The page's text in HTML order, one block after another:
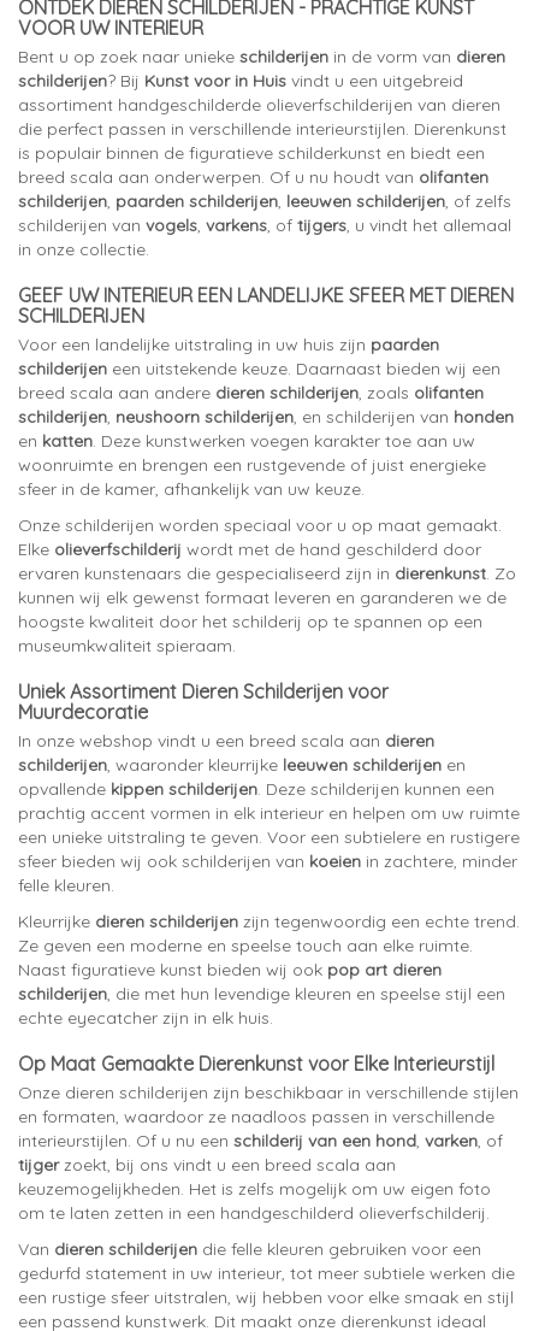
ONTDEK DIEREN SCHILDERIJEN - PRACHTIGE KUNST
VOOR UW INTERIEUR
Bent u op zoek naar unieke schilderijen in de vorm van dieren
schilderijen? Bij Kunst voor in Huis vindt u een uitgebreid
assortiment handgeschilderde olieverfschilderijen van dieren
die perfect passen in verschillende interieurstijlen. Dierenkunst
is populair binnen de figuratieve schilderkunst en biedt een
breed scala aan onderwerpen. Of u nu houdt van olifanten
schilderijen, paarden schilderijen, leeuwen schilderijen, of zelfs
schilderijen van vogels, varkens, of tijgers, u vindt het allemaal
in onze collectie.
GEEF UW INTERIEUR EEN LANDELIJKE SFEER MET DIEREN
SCHILDERIJEN
Voor een landelijke uitstraling in uw huis zijn paarden
schilderijen een uitstekende keuze. Daarnaast bieden wij een
breed scala aan andere dieren schilderijen, zoals olifanten
schilderijen, neushoorn schilderijen, en schilderijen van honden
en katten. Deze kunstwerken voegen karakter toe aan uw
woonruimte en brengen een rustgevende of juist energieke
sfeer in de kamer, afhankelijk van uw keuze.
Onze schilderijen worden speciaal voor u op maat gemaakt.
Elke olieverfschilderij wordt met de hand geschilderd door
ervaren kunstenaars die gespecialiseerd zijn in dierenkunst. Zo
kunnen wij elk gewenst formaat leveren en garanderen we de
hoogste kwaliteit door het schilderij op te spannen op een
museumkwaliteit spieraam.
Uniek Assortiment Dieren Schilderijen voor
Muurdecoratie
In onze webshop vindt u een breed scala aan dieren
schilderijen, waaronder kleurrijke leeuwen schilderijen en
opvallende kippen schilderijen. Deze schilderijen kunnen een
prachtig accent vormen in elk interieur en helpen om uw ruimte
een unieke uitstraling te geven. Voor een subtielere en rustigere
sfeer bieden wij ook schilderijen van koeien in zachtere, minder
felle kleuren.
Kleurrijke dieren schilderijen zijn tegenwoordig een echte trend.
Ze geven een moderne en speelse touch aan elke ruimte.
Naast figuratieve kunst bieden wij ook pop art dieren
schilderijen, die met hun levendige kleuren en speelse stijl een
echte eyecatcher zijn in elk huis.
Op Maat Gemaakte Dierenkunst voor Elke Interieurstijl
Onze dieren schilderijen zijn beschikbaar in verschillende stijlen
en formaten, waardoor ze naadloos passen in verschillende
interieurstijlen. Of u nu een schilderij van een hond, varken, of
tijgerzoekt, bij ons vindt u een breed scala aan
keuzemogelijkheden. Het is zelfs mogelijk om uw eigen foto
om te laten zetten in een handgeschilderd olieverfschilderij.
Van dieren schilderijen die felle kleuren gebruiken voor een
gedurfd statement in uw interieur, tot meer subtiele werken die
een rustige sfeer uitstralen, wij hebben voor elke smaak en stijl
een passend kunstwerk. Dit maakt onze dierenkunst ideaal